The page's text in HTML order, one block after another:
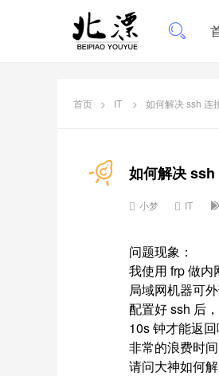
首页 > IT > 如何解决 ssh 连
如何解决 ssh
小梦 IT
问题现象：
我使用 frp 做
局域网机器可外
配置好 ssh 后
10s 钟才能返回
非常的浪费时
请问大神如何